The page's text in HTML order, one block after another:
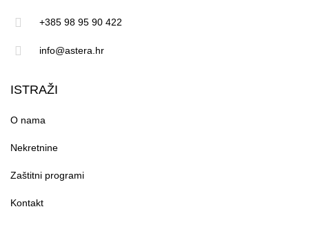
+385 98 95 90 422
info@astera.hr
ISTRAŽI
O nama
Nekretnine
Zaštitni programi
Kontakt